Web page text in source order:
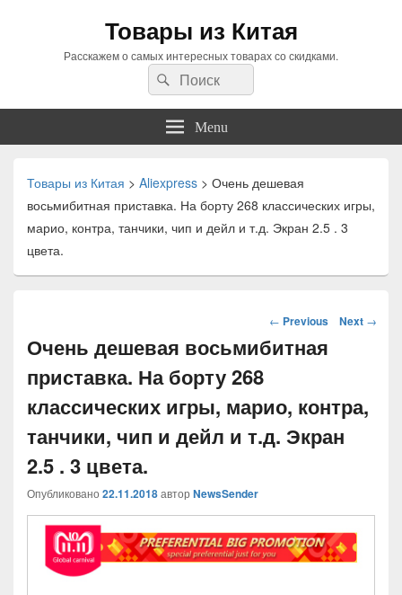
Товары из Китая
Расскажем о самых интересных товарах со скидками.
Search
for:
Search
Menu
Товары из Китая > Aliexpress > Очень дешевая
восьмибитная приставка. На борту 268 классических игры,
марио, контра, танчики, чип и дейл и т.д. Экран 2.5 . 3
цвета.
Навигация
по
статьям
← Previous Next →
Очень дешевая восьмибитная
приставка. На борту 268
классических игры, марио, контра,
танчики, чип и дейл и т.д. Экран
2.5 . 3 цвета.
Опубликовано 22.11.2018автор NewsSender